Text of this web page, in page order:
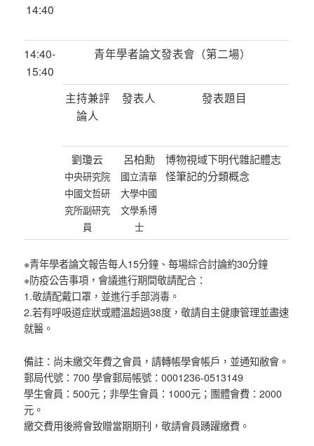
14:40
14:40-
15:40
青年學者論文發表會（第二場）
主持兼評
論人
發表人 發表題目
劉瓊云
中央研究院
中國文哲研
究所副研究
員
呂柏勳
國立清華
大學中國
文學系博
士
博物視域下明代雜記體志
怪筆記的分類概念
※青年學者論文報告每人15分鐘、每場綜合討論約30分鐘
※防疫公告事項，會議進行期間敬請配合：
1.敬請配戴口罩，並進行手部消毒。
2.若有呼吸道症狀或體溫超過38度，敬請自主健康管理並盡速
就醫。
備註：尚未繳交年費之會員，請轉帳學會帳戶，並通知敝會。
郵局代號：700 學會郵局帳號：0001236-0513149
學生會員：500元；非學生會員：1000元；團體會費：2000
元。
繳交費用後將會致贈當期期刊，敬請會員踴躍繳費。